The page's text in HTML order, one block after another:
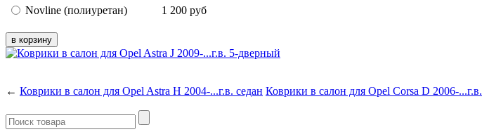
Novline (полиуретан)
1 200 руб
← Коврики в салон для Opel Astra H 2004-...г.в. седан Коврики в салон для Opel Corsa D 2006-...г.в.